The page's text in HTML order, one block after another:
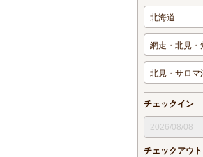
チェックイン
チェックアウト